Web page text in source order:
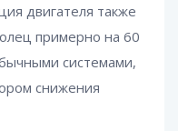
двигателя также
примерно на 60
системами,
снижения